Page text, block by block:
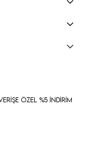
Özel %5 İndirim